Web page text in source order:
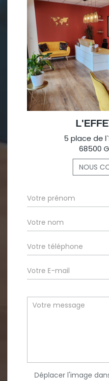
5 place de
68500
NOUS
Déplacer l'image